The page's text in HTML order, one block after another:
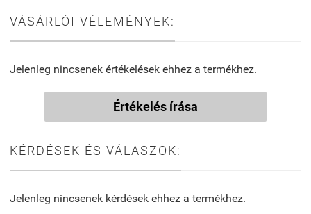
VÁSÁRLÓI VÉLEMÉNYEK:
Jelenleg nincsenek értékelések ehhez a termékhez.
Értékelés írása
KÉRDÉSEK ÉS VÁLASZOK:
Jelenleg nincsenek kérdések ehhez a termékhez.